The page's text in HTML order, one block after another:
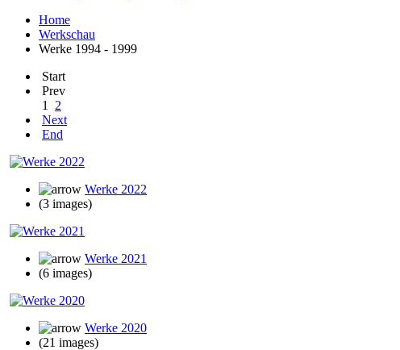
Home
Werkschau
Werke 1994 - 1999
Start
Prev
1
2
Next
End
Werke 2022
(3 images)
Werke 2021
(6 images)
Werke 2020
(21 images)